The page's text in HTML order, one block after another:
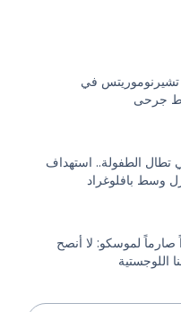
في
جرحى
تطال الطفولة.. استهداف
وسط بافلوغراد
صارماً لموسكو: لا أنصح